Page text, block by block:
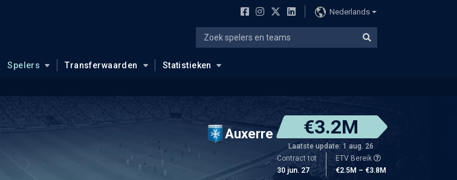
Nederlands
Spelers Transferwaarden Statistieken
Auxerre €3.2M
Laatste update: 1 aug. 26
Contract tot
30 jun. 27
ETV Bereik
€2.5M – €3.8M